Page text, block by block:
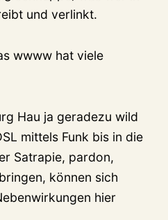
und verlinkt.
wwww hat viele
Hau ja geradezu wild
mittels Funk bis in die
Satrapie, pardon,
können sich
hier